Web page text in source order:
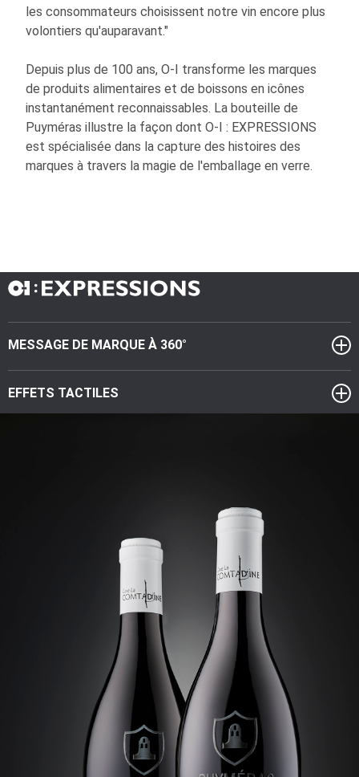
les consommateurs choisissent notre vin encore plus
volontiers qu'auparavant."
Depuis plus de 100 ans,O-I transforme les marques
de produits alimentaires et de boissons en icônes
instantanément reconnaissables. La bouteille de
Puyméras illustre la façon dontO-I : EXPRESSIONS
est spécialisée dans la capture des histoires des
marques à travers la magie de l'emballage en verre.
MESSAGE DE MARQUE À 360°
EFFETS TACTILES